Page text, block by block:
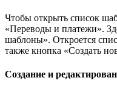
Чтобы открыть список
«Переводы и платежи».
шаблоны». Откроется
также кнопка «Создать
Создание и